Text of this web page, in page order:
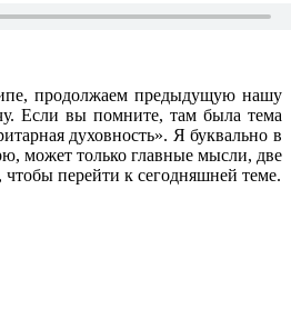
продолжаем предыдущую нашу
Если вы помните, там была тема
духовность». Я буквально в
может только главные мысли, две
перейти к сегодняшней теме.